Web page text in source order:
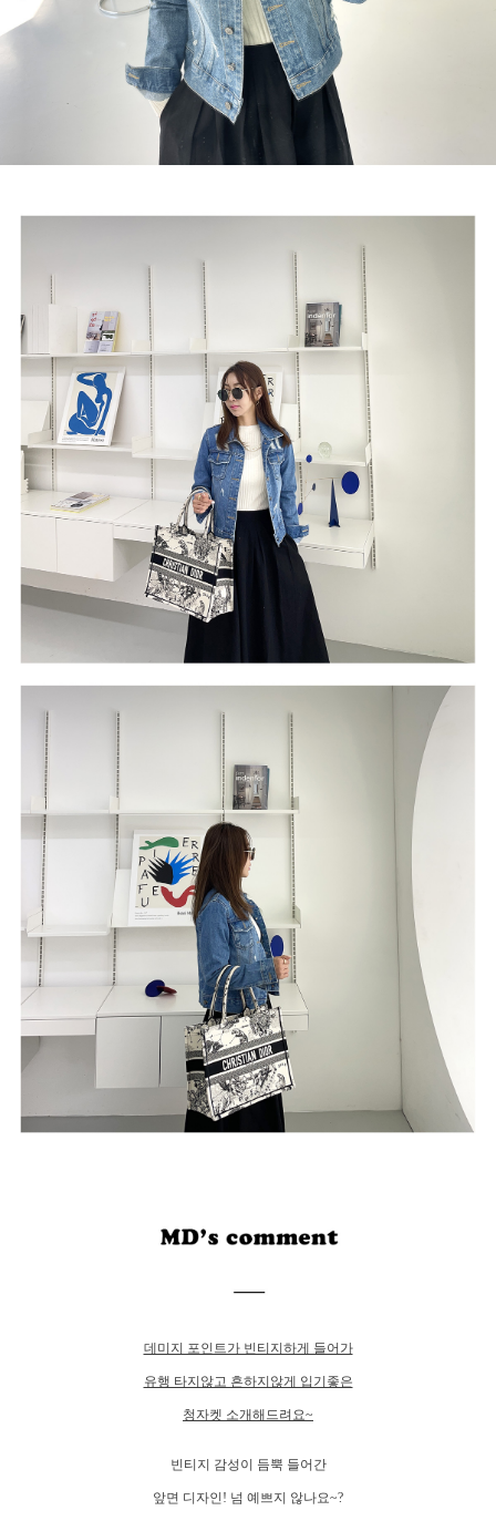
데미지 포인트가 빈티지하게 들어가
유행 타지않고 흔하지않게 입기좋은
청자켓 소개해드려요~
빈티지 감성이 듬뿍 들어간
앞면 디자인! 넘 예쁘지 않나요~?